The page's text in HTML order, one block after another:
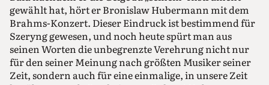
gewählt hat, hört er Bronislaw Hubermann mit dem
Brahms-Konzert. Dieser Eindruck ist bestimmend für
Szeryng gewesen, und noch heute spürt man aus
seinen Worten die unbegrenzte Verehrung nicht nur
für den seiner Meinung nach größten Musiker seiner
Zeit, sondern auch für eine einmalige, in unsere Zeit